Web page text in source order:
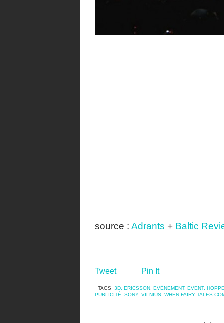
source : Adrants + Baltic
Tweet Pin It
TAGS 3D ERICSSON EVÈNEMENT, EVENT,
PUBLICITÉ
SONY, VILNIUS WHEN FAIRY TALES